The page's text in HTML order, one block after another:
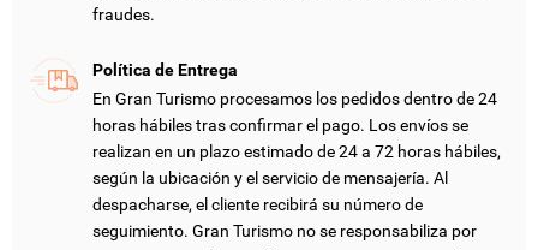
fraudes.
Política de Entrega
En Gran Turismo procesamos los pedidos dentro de 24
horas hábiles tras confirmar el pago. Los envíos se
realizan en un plazo estimado de 24 a 72 horas hábiles,
según la ubicación y el servicio de mensajería. Al
despacharse, el cliente recibirá su número de
seguimiento. Gran Turismo no se responsabiliza por